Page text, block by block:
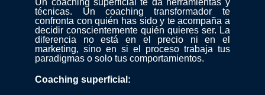
Un coaching superficial te da herramientas y
técnicas. Un coaching transformador te
confronta con quién has sido y te acompaña a
decidir conscientemente quién quieres ser. La
diferencia no está en el precio ni en el
marketing, sino en si el proceso trabaja tus
paradigmas o solo tus comportamientos.
Coaching superficial: